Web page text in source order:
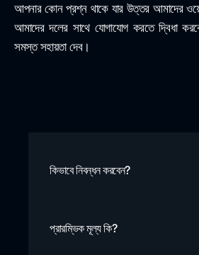
আপনার কোন প্রশ্ন থাকে যার উত্তর আমাদের
আমাদের দলের সাথে যোগাযোগ করতে দ্বিধা
সমস্ত সহায়তা দেব।
কিভাবে নিবন্ধন করবেন?
প্রারম্ভিক মূল্য কি?